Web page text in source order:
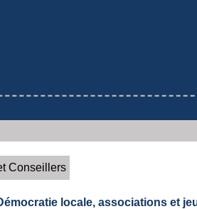
Conseillers
locale, associations et